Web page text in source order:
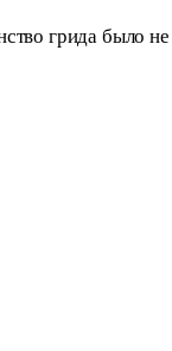
грида было